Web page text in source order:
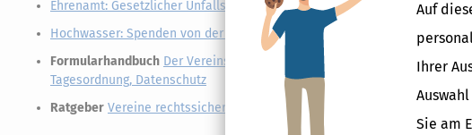
Auf
Ihrer
Sie am
Ehrenamt: Gesetzlicher Unfallschutz auch bei repräsentativer
Hochwasser: Spenden von der Steuer absetzen
Formularhandbuch Der Vereinsassistent: Set mit allen Formularen und
Tagesordnung, Datenschutz
Ratgeber Vereine rechtssicher gründen und führen: Hilfestellung für